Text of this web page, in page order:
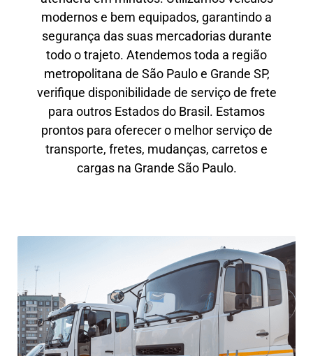
modernos e bem equipados, garantindo a
segurança das suas mercadorias durante
todo o trajeto. Atendemos toda a região
metropolitana de São Paulo e Grande SP,
verifique disponibilidade de serviço de frete
para outros Estados do Brasil. Estamos
prontos para oferecer o melhor serviço de
transporte, fretes, mudanças, carretos e
cargas na Grande São Paulo.